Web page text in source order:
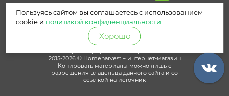
® – зарегистрированный торговый знак
2015-2026 © Homeharvest – интернет-магазин
Копировать материалы можно лишь с
разрешения владельца данного сайта и со
ссылкой на источник
Пользуясь сайтом вы соглашаетесь с использованием
cookie и политикой конфиденциальности
Хорошо